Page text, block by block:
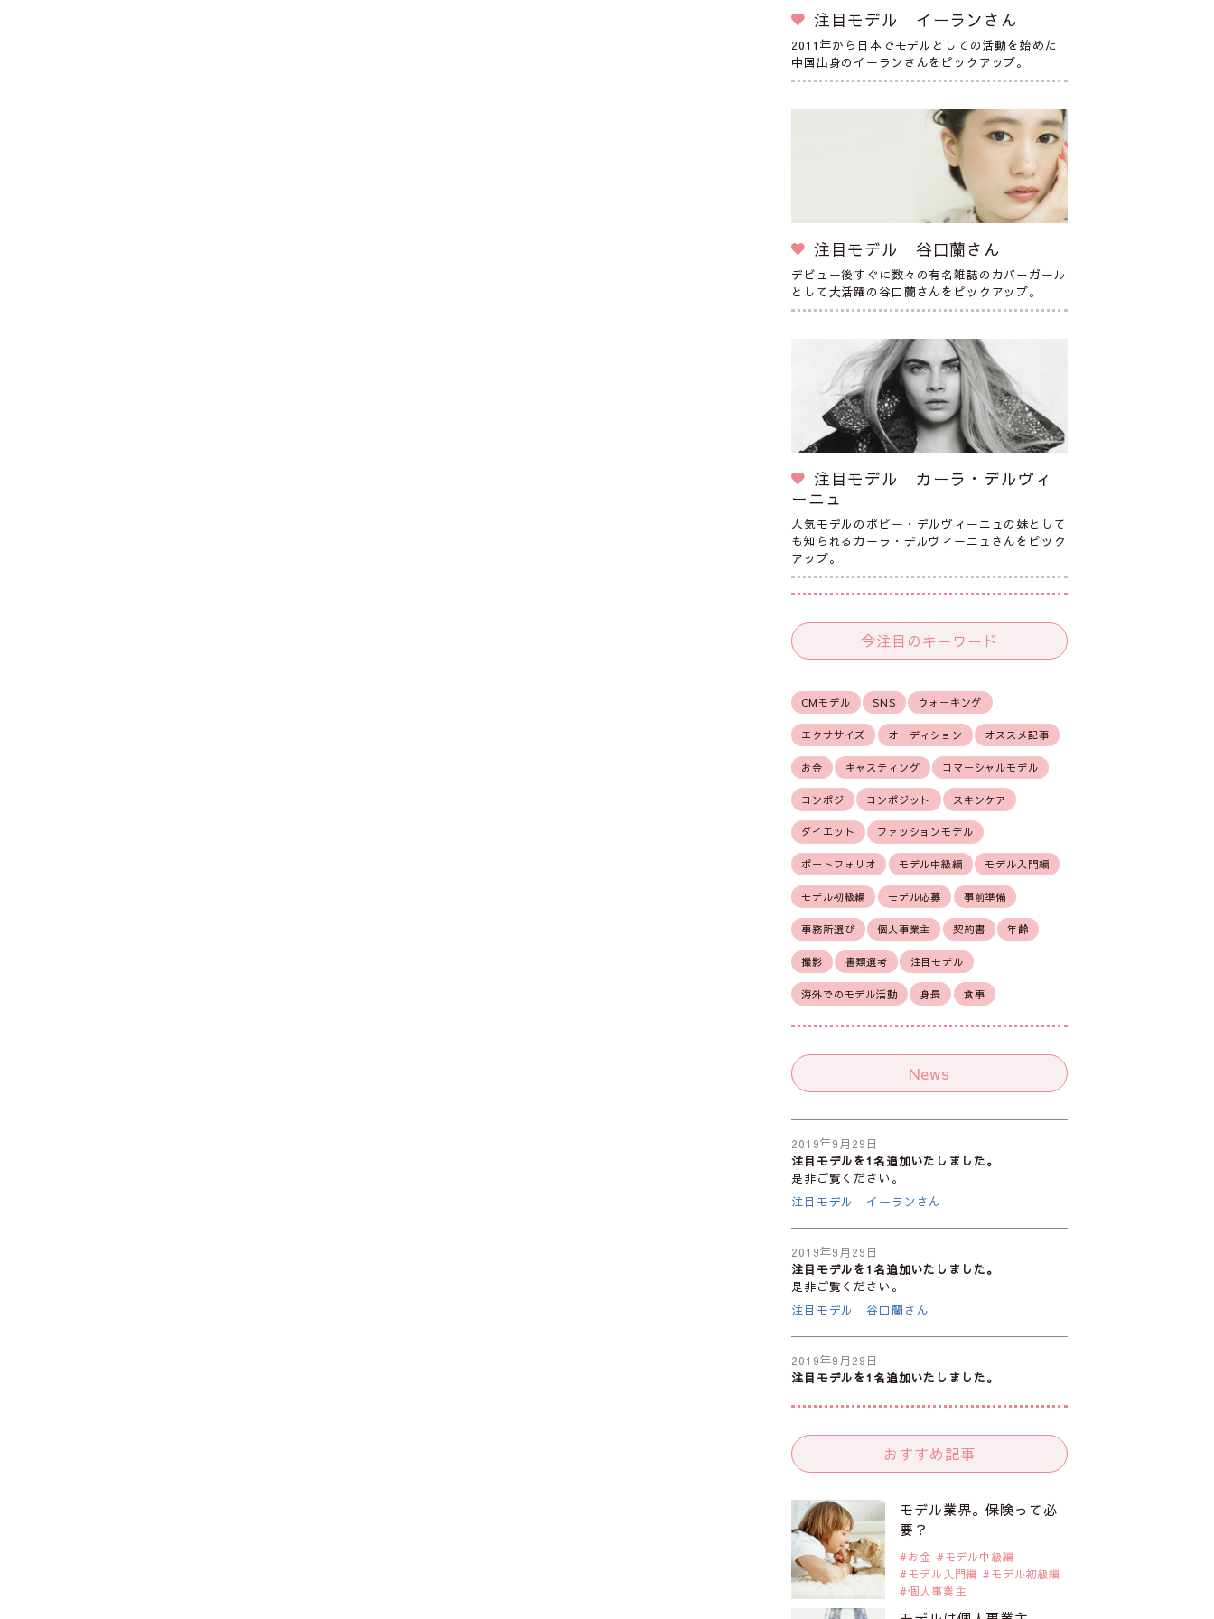
注目モデル イーランさん
2011年から日本でモデルとしての活動を始めた
中国出身のイーランさんをピックアップ。
注目モデル 谷口蘭さん
デビュー後すぐに数々の有名雑誌のカバーガール
として大活躍の谷口蘭さんをピックアップ。
注目モデル カーラ・デルヴィ
ーニュ
人気モデルのポピー・デルヴィーニュの妹として
も知られるカーラ・デルヴィーニュさんをピック
アップ。
今注目のキーワード
CMモデル SNS ウォーキング
エクササイズ オーディション オススメ記事
お金 キャスティング コマーシャルモデル
コンポジ コンポジット スキンケア
ダイエット ファッションモデル
ポートフォリオ モデル中級編 モデル入門編
モデル初級編 モデル応募 事前準備
事務所選び 個人事業主 契約書 年齢
撮影 書類選考 注目モデル
海外でのモデル活動 身長 食事
News
2019年9月29日
注目モデルを1名追加いたしました。
是非ご覧ください。
注目モデル イーランさん
2019年9月29日
注目モデルを1名追加いたしました。
是非ご覧ください。
注目モデル 谷口蘭さん
2019年9月29日
注目モデルを1名追加いたしました。
是非ご覧ください。
2019年9月29日
是非ご覧ください。
注目モデル 松川 来海さん
2019年9月29日
注目モデルを1名追加いたしました。
是非ご覧ください。
おすすめ記事
モデル業界。保険って必
要？
お金
モデル中級編
モデル入門編
モデル初級編
個人事業主